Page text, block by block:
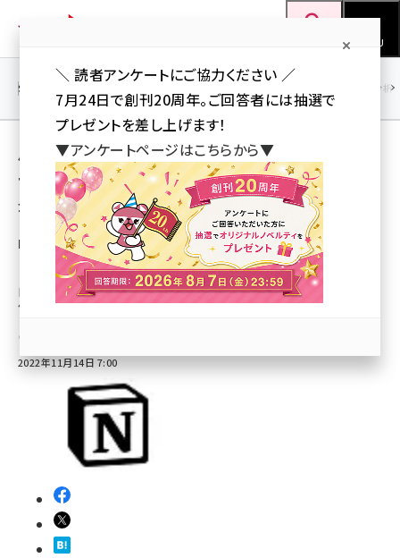
ン
MENU
seo (3519)
ai (2801)
youtube (2425)
note (2310)
z世代 (1620)
meo (1274)
llmo (1160)
SEO アクセス解析／データ分析
用語「ワークスペース」 が使われている記事の
一覧
全 3 記事中 1 ～ 3 を表示中
Notion Labs Japanがコラボレーションソフ
ト「Notion」日本語版の正式提供を開始
日本で本格的に事業展開、ヘルプセンターを日本語対応にするなどサポート
体制整備
2022年11月14日 7:00
＼ 読者アンケートにご協力ください ／
7月24日で創刊20周年。ご回答者には抽選で
プレゼントを差し上げます！
▼アンケートページはこちらから▼